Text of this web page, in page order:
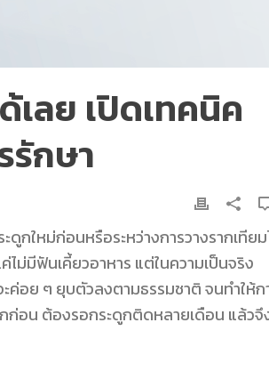
ลย เปิดเทคนิค
รักษา
ดูกใหม่ก่อนหรือระหว่างการวางรากเทีย
มีฟันเคี้ยวอาหาร แต่ในความเป็นจริง
ค่อย ๆ ยุบตัวลงตามธรรมชาติ จนทำให้ก
ก่อน ต้องรอกระดูกติดหลายเดือน แล้วจึ